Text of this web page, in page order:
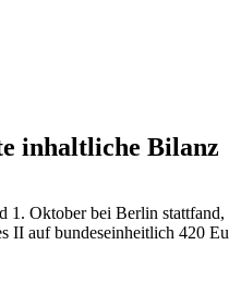
inhaltliche Bilanz
Oktober bei Berlin
auf bundeseinheitlich 420